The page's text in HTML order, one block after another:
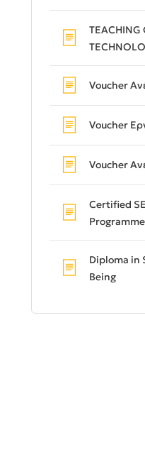
TEACHING
Voucher
Voucher
Voucher
Certified
Programme
Diploma in
Being